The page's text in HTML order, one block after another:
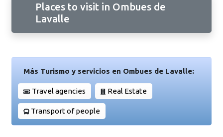
Places to visit in Ombues de
Lavalle
Más Turismo y servicios en Ombues de Lavalle:
Travel agencies Real Estate
Transport of people